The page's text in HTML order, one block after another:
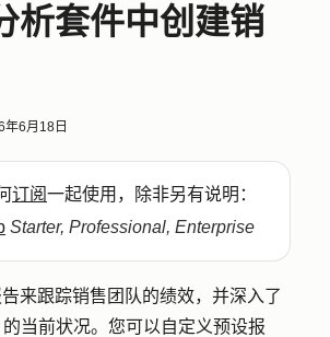
析套件中创建销
年6月18日
订阅一起使用，除非另有说明：
Starter, Professional, Enterprise
来跟踪销售团队的绩效，并深入了
当前状况。您可以自定义预设报